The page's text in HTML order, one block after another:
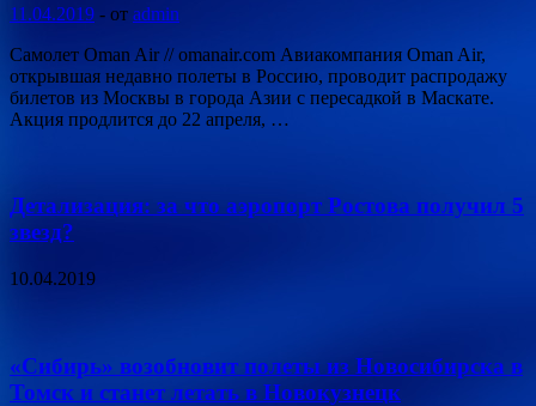
11.04.2019 - от admin
Самолет Oman Air // omanair.com Авиакомпания Oman Air,
открывшая недавно полеты в Россию, проводит распродажу
билетов из Москвы в города Азии с пересадкой в Маскате.
Акция продлится до 22 апреля, …
Детализация: за что аэропорт Ростова получил 5
звезд?
10.04.2019
«Сибирь» возобновит полеты из Новосибирска в
Томск и станет летать в Новокузнецк